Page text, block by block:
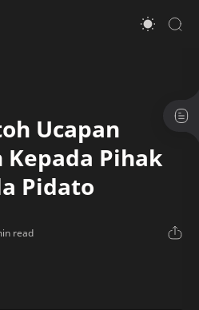
Ucapan
Pihak
Pidato
read